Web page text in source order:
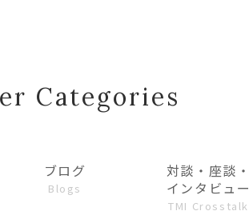
Categories
ブログ
Blogs
対談・座談・
インタビュー
TMI Crosstalk